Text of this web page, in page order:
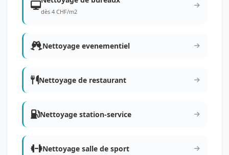
dès 4 CHF/m2
Nettoyage evenementiel
Nettoyage de restaurant
Nettoyage station-service
Nettoyage salle de sport